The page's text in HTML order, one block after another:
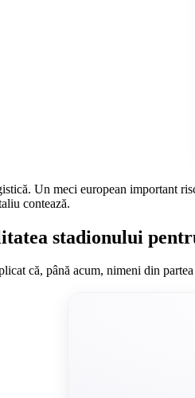
Un meci european important
contează.
stadionului
că, până acum, nimeni din